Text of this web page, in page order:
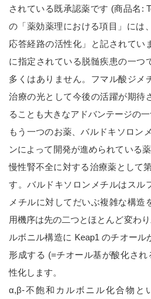
されている既承認薬です (商品名:
の「薬効薬理における項目」には
応答経路の活性化」と記されてい
に指定されている脱髄疾患の一つ
多くはありません。フマル酸ジメ
治療の光として今後の活躍が期待
ることも大きなアドバンテージの一
もう一つのお薬、バルドキソロン
ンによって開発が進められている
慢性腎不全に対する治療薬として
す。バルドキソロンメチルはスル
メチルに対してだいぶ複雑な構造
用機序は先の二つとほとんど変わ
ルボニル構造に Keap1 のチオー
形成する (=チオール基が酸化さ
性化します。
α,β-不飽和カルボニル化合物と